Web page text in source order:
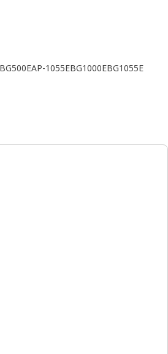
BG500EAP-1055EBG1000EBG1055E